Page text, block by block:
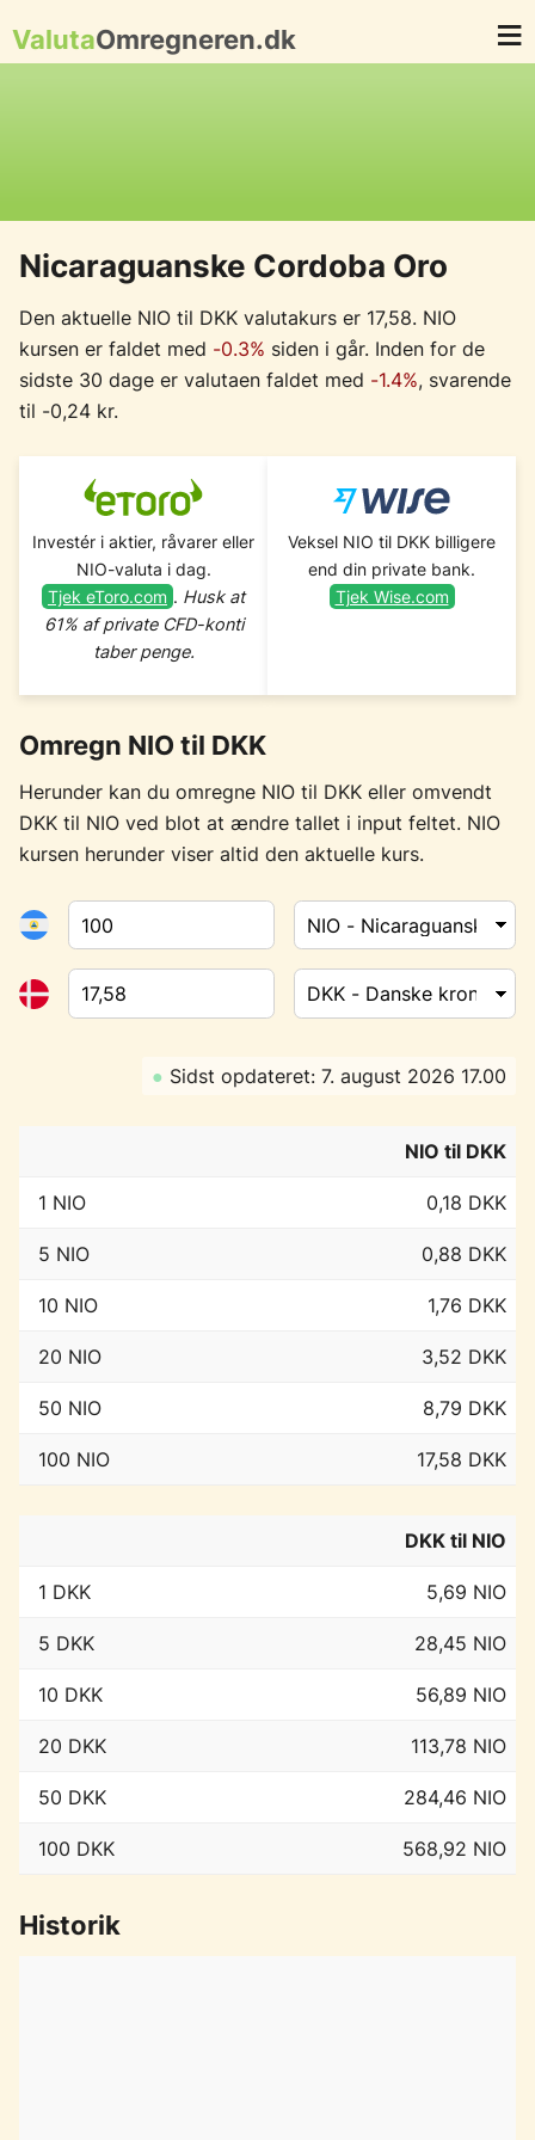
ValutaOmregneren.dk
Nicaraguanske Cordoba Oro
Den aktuelle NIO til DKK valutakurs er 17,58. NIO
kursen er faldet med -0.3% siden i går. Inden for de
sidste 30 dage er valutaen faldet med -1.4%, svarende
til -0,24 kr.
Investér i aktier, råvarer eller
NIO-valuta i dag.
Tjek eToro.com . Husk at
61% af private CFD-konti
taber penge.
Veksel NIO til DKK billigere
end din private bank.
Tjek Wise.com
Omregn NIO til DKK
Herunder kan du omregne NIO til DKK eller omvendt
DKK til NIO ved blot at ændre tallet i input feltet. NIO
kursen herunder viser altid den aktuelle kurs.
● Sidst opdateret: 7. august 2026 17.00
NIO til DKK
1 NIO 0,18 DKK
5 NIO 0,88 DKK
10 NIO 1,76 DKK
20 NIO 3,52 DKK
50 NIO 8,79 DKK
100 NIO 17,58 DKK
DKK til NIO
1 DKK 5,69 NIO
5 DKK 28,45 NIO
10 DKK 56,89 NIO
20 DKK 113,78 NIO
50 DKK 284,46 NIO
100 DKK 568,92 NIO
Historik